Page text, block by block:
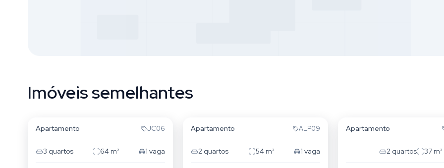
Imóveis semelhantes
Apartamento JC06
3 quartos 64 m² 1 vaga
Apartamento ALP09
2 quartos 54 m² 1 vaga
Apartamento
2 quartos 37 m²